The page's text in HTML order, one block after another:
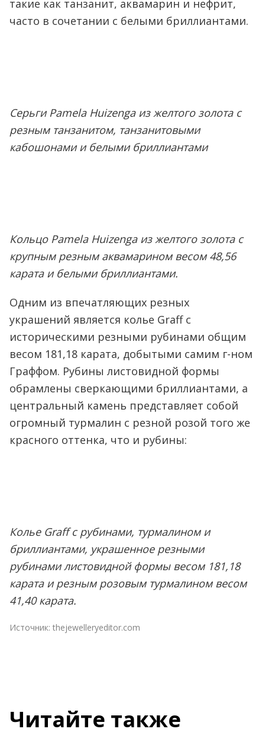
такие как танзанит, аквамарин и нефрит,
часто в сочетании с белыми бриллиантами.
Серьги Pamela Huizenga из желтого золота с
резным танзанитом, танзанитовыми
кабошонами и белыми бриллиантами
Кольцо Pamela Huizenga из желтого золота с
крупным резным аквамарином весом 48,56
карата и белыми бриллиантами.
Одним из впечатляющих резных
украшений является колье Graff с
историческими резными рубинами общим
весом 181,18 карата, добытыми самим г-ном
Граффом. Рубины листовидной формы
обрамлены сверкающими бриллиантами, а
центральный камень представляет собой
огромный турмалин с резной розой того же
красного оттенка, что и рубины:
Колье Graff с рубинами, турмалином и
бриллиантами, украшенное резными
рубинами листовидной формы весом 181,18
карата и резным розовым турмалином весом
41,40 карата.
Источник: thejewelleryeditor.com
Читайте также